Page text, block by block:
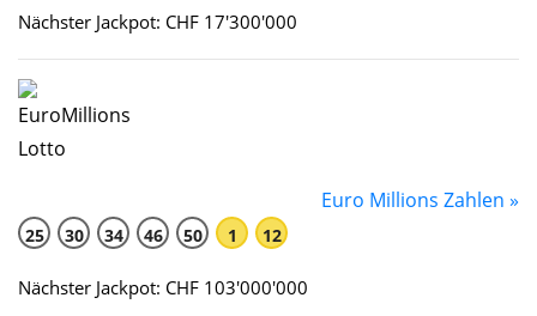
Nächster Jackpot: CHF 17'300'000
Euro Millions Zahlen »
25 30 34 46 50 1 12
Nächster Jackpot: CHF 103'000'000